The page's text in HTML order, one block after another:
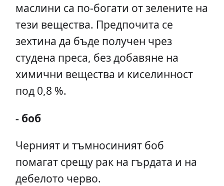
маслини са по-богати от зелените на
тези вещества. Предпочита се
зехтина да бъде получен чрез
студена преса, без добавяне на
химични вещества и киселинност
под 0,8 %.
- боб
Черният и тъмносиният боб
помагат срещу рак на гърдата и на
дебелото черво.